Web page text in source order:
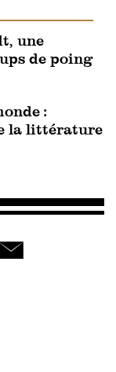
une
de poing
:
la littérature